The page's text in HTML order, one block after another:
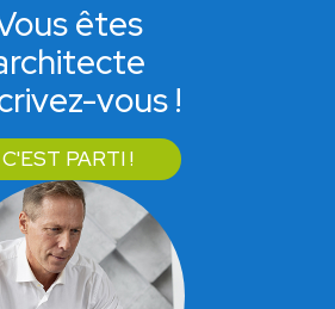
êtes
vous !
C'EST PARTI !